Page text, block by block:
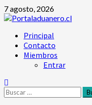
Saltar
al
7 agosto, 2026
Menú
principal
Principal
Contacto
Miembros
Entrar
Buscar: